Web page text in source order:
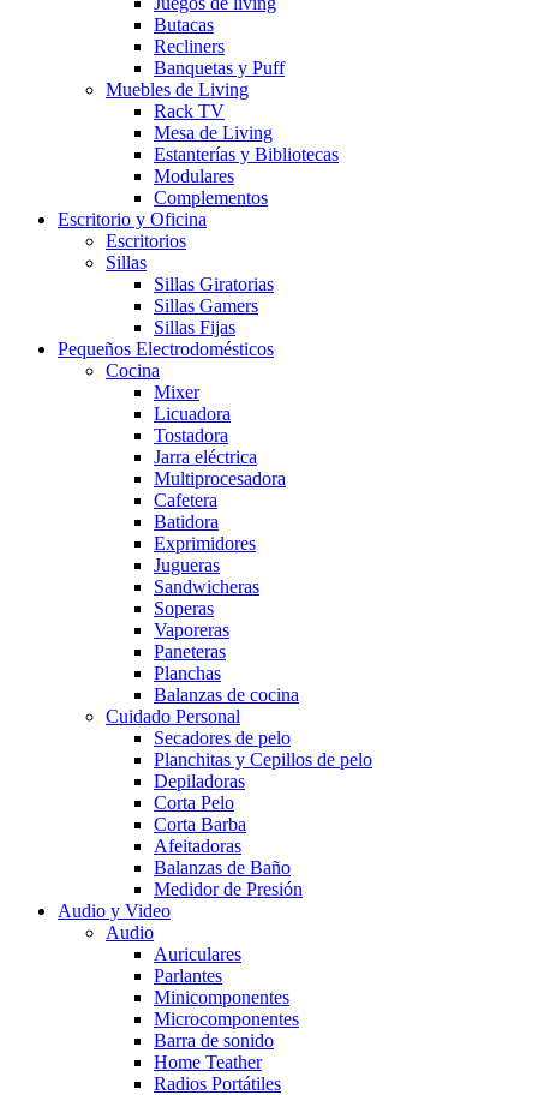
Butacas
Recliners
Banquetas y Puff
Muebles de Living
Rack TV
Mesa de Living
Estanterías y Bibliotecas
Modulares
Complementos
Escritorio y Oficina
Escritorios
Sillas
Sillas Giratorias
Sillas Gamers
Sillas Fijas
Pequeños Electrodomésticos
Cocina
Mixer
Licuadora
Tostadora
Jarra eléctrica
Multiprocesadora
Cafetera
Batidora
Exprimidores
Jugueras
Sandwicheras
Soperas
Vaporeras
Paneteras
Planchas
Balanzas de cocina
Cuidado Personal
Secadores de pelo
Planchitas y Cepillos de pelo
Depiladoras
Corta Pelo
Corta Barba
Afeitadoras
Balanzas de Baño
Medidor de Presión
Audio y Video
Audio
Auriculares
Parlantes
Minicomponentes
Microcomponentes
Barra de sonido
Home Teather
Radios Portátiles